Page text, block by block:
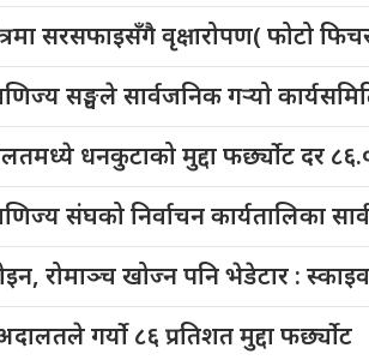
सरसफाइसँगै वृक्षारोपण( फोटो
सङ्घले सार्वजनिक गर्‍यो
धनकुटाको मुद्दा फर्छ्योट दर
संघको निर्वाचन कार्यतालिका
रोमाञ्च खोज्न पनि भेडेटार :
गर्यो ८६ प्रतिशत मुद्दा फर्छ्योट